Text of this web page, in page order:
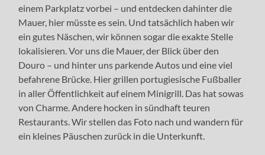
einem Parkplatz vorbei – und entdecken dahinter die
Mauer, hier müsste es sein. Und tatsächlich haben wir
ein gutes Näschen, wir können sogar die exakte Stelle
lokalisieren. Vor uns die Mauer, der Blick über den
Douro – und hinter uns parkende Autos und eine viel
befahrene Brücke. Hier grillen portugiesische Fußballer
in aller Öffentlichkeit auf einem Minigrill. Das hat sowas
von Charme. Andere hocken in sündhaft teuren
Restaurants. Wir stellen das Foto nach und wandern für
ein kleines Päuschen zurück in die Unterkunft.